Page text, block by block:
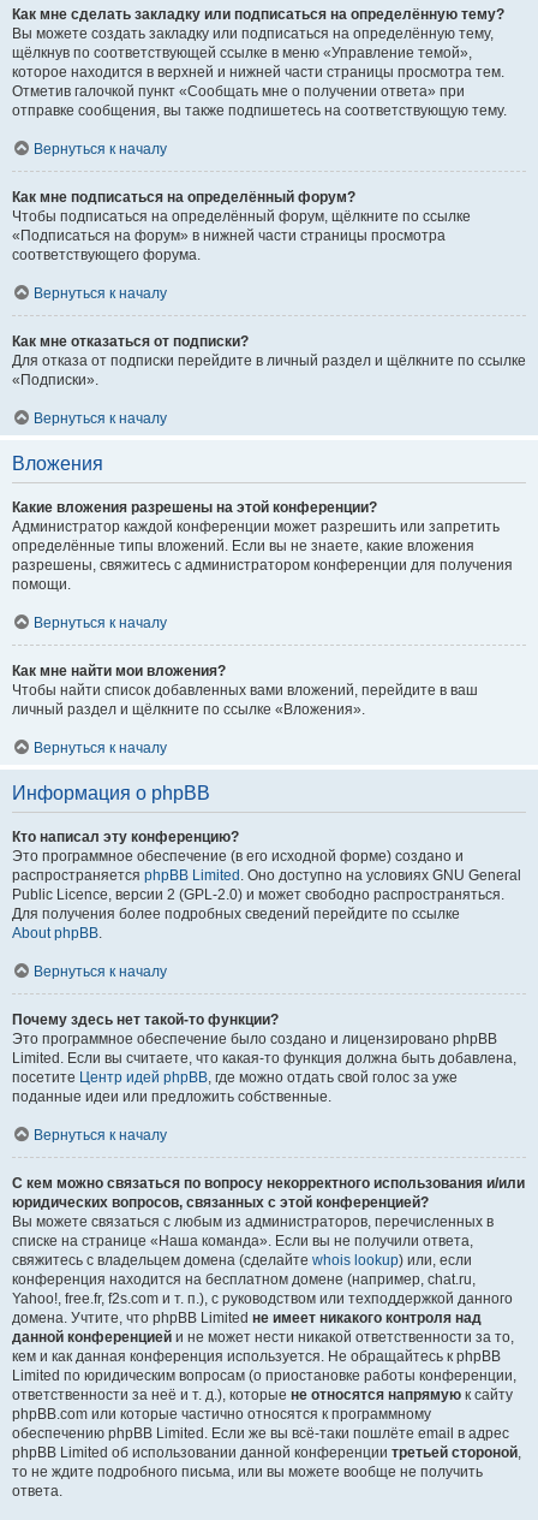
Как мне сделать закладку или подписаться на определённую тему?
Вы можете создать закладку или подписаться на определённую тему,
щёлкнув по соответствующей ссылке в меню «Управление темой»,
которое находится в верхней и нижней части страницы просмотра тем.
Отметив галочкой пункт «Сообщать мне о получении ответа» при
отправке сообщения, вы также подпишетесь на соответствующую тему.
Вернуться к началу
Как мне подписаться на определённый форум?
Чтобы подписаться на определённый форум, щёлкните по ссылке
«Подписаться на форум» в нижней части страницы просмотра
соответствующего форума.
Вернуться к началу
Как мне отказаться от подписки?
Для отказа от подписки перейдите в личный раздел и щёлкните по ссылке
«Подписки».
Вернуться к началу
Вложения
Какие вложения разрешены на этой конференции?
Администратор каждой конференции может разрешить или запретить
определённые типы вложений. Если вы не знаете, какие вложения
разрешены, свяжитесь с администратором конференции для получения
помощи.
Вернуться к началу
Как мне найти мои вложения?
Чтобы найти список добавленных вами вложений, перейдите в ваш
личный раздел и щёлкните по ссылке «Вложения».
Вернуться к началу
Информация о phpBB
Кто написал эту конференцию?
Это программное обеспечение (в его исходной форме) создано и
распространяется phpBB Limited . Оно доступно на условиях GNU General
Public Licence, версии 2 (GPL-2.0) и может свободно распространяться.
Для получения более подробных сведений перейдите по ссылке
About phpBB.
Вернуться к началу
Почему здесь нет такой-то функции?
Это программное обеспечение было создано и лицензировано phpBB
Limited. Если вы считаете, что какая-то функция должна быть добавлена,
посетите Центр идей phpBB, где можно отдать свой голос за уже
поданные идеи или предложить собственные.
Вернуться к началу
С кем можно связаться по вопросу некорректного использования и/или
юридических вопросов, связанных с этой конференцией?
Вы можете связаться с любым из администраторов, перечисленных в
списке на странице «Наша команда». Если вы не получили ответа,
свяжитесь с владельцем домена (сделайте whois lookup) или, если
конференция находится на бесплатном домене (например, chat.ru,
Yahoo!, free.fr, f2s.com и т. п.), с руководством или техподдержкой данного
домена. Учтите, что phpBB Limited не имеет никакого контроля над
данной конференцией и не может нести никакой ответственности за то,
кем и как данная конференция используется. Не обращайтесь к phpBB
Limited по юридическим вопросам (о приостановке работы конференции,
ответственности за неё и т. д.), которые не относятся напрямую к сайту
phpBB.com или которые частично относятся к программному
обеспечению phpBB Limited. Если же вы всё-таки пошлёте email в адрес
phpBB Limited об использовании данной конференции третьей стороной,
то не ждите подробного письма, или вы можете вообще не получить
ответа.